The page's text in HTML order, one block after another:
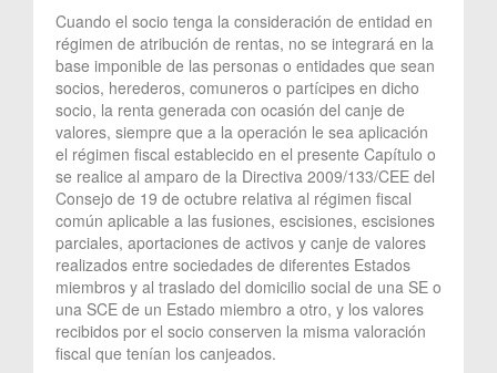
Cuando el socio tenga la consideración de entidad en
régimen de atribución de rentas, no se integrará en la
base imponible de las personas o entidades que sean
socios, herederos, comuneros o partícipes en dicho
socio, la renta generada con ocasión del canje de
valores, siempre que a la operación le sea aplicación
el régimen fiscal establecido en el presente Capítulo o
se realice al amparo de la Directiva 2009/133/CEE del
Consejo de 19 de octubre relativa al régimen fiscal
común aplicable a las fusiones, escisiones, escisiones
parciales, aportaciones de activos y canje de valores
realizados entre sociedades de diferentes Estados
miembros y al traslado del domicilio social de una SE o
una SCE de un Estado miembro a otro, y los valores
recibidos por el socio conserven la misma valoración
fiscal que tenían los canjeados.